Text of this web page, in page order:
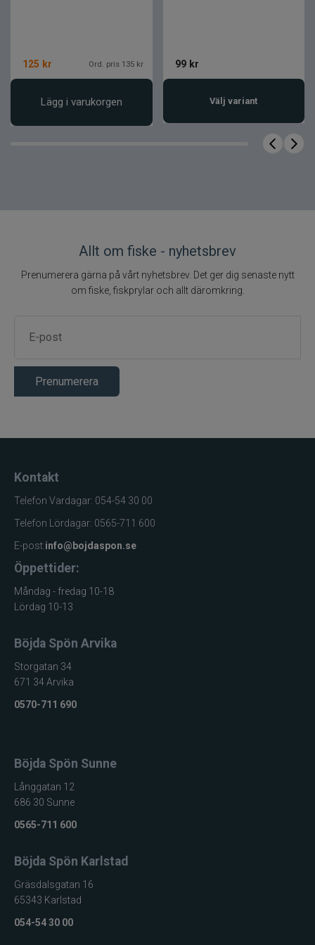
Badger
Ursprung
Tuppens nacke
Förpackning
Löst i påse
Användningsområde
Flugbindning
125 kr Ord. pris 135 kr
Lägg i varukorgen
99 kr
Välj variant
Allt om fiske - nyhetsbrev
Prenumerera gärna på vårt nyhetsbrev. Det ger dig senaste nytt
om fiske, fiskprylar och allt däromkring.
Prenumerera
Kontakt
Telefon Vardagar: 054-54 30 00
Telefon Lördagar: 0565-711 600
E-post:info@bojdaspon.se
Öppettider:
Måndag - fredag 10-18
Lördag 10-13
Böjda Spön Arvika
Storgatan 34
671 34 Arvika
0570-711 690
Böjda Spön Sunne
Långgatan 12
686 30 Sunne
0565-711 600
Böjda Spön Karlstad
Gräsdalsgatan 16
65343 Karlstad
054-54 30 00